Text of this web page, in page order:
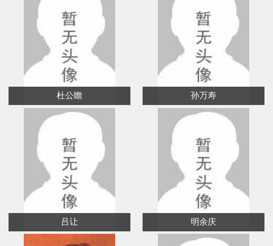
杜公瞻 孙万寿
吕让 明余庆